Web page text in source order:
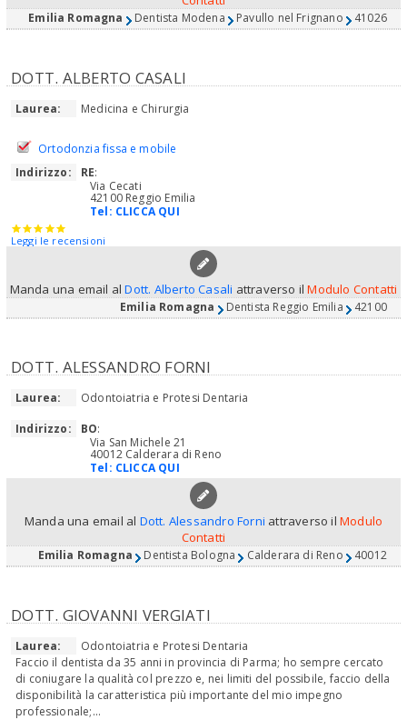
Emilia Romagna Dentista Modena Pavullo nel Frignano 41026
DOTT. ALBERTO CASALI
Laurea: Medicina e Chirurgia
Ortodonzia fissa e mobile
Indirizzo:
RE:
Via Cecati
42100 Reggio Emilia
Tel: CLICCA QUI
Leggi le recensioni
Manda una email alDott. Alberto Casali attraverso ilModulo Contatti
Emilia Romagna Dentista Reggio Emilia 42100
DOTT. ALESSANDRO FORNI
Laurea:
Odontoiatria e Protesi Dentaria
Indirizzo:
BO:
Via San Michele 21
40012 Calderara di Reno
Tel: CLICCA QUI
Manda una email al Dott. Alessandro Forni attraverso il Modulo
Contatti
Emilia Romagna Dentista Bologna Calderara di Reno 40012
DOTT. GIOVANNI VERGIATI
Laurea:
Odontoiatria e Protesi Dentaria
Faccio il dentista da 35 anni in provincia di Parma; ho sempre cercato
di coniugare la qualità col prezzo e, nei limiti del possibile, faccio della
disponibilità la caratteristica più importante del mio impegno
professionale;...